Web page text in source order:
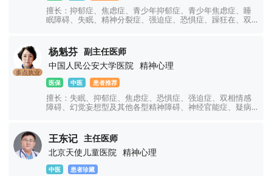
擅长：抑郁症、焦虑症、青少年抑郁症、青少年焦虑症、睡
眠障碍、失眠、精神分裂症、强迫症、恐惧症、躁狂在、双
障碍、疑病症、妄想症、儿童焦虑抑郁症、创伤应激障碍、
神经衰弱、社交障碍、学习障碍、厌学、网瘾、青少年叛
逆、注意力不集中等精神心理疾病的诊治。
多点执业
杨魁芬
副主任医师
中国人民公安大学医院
精神心理
医保 中医 患者推荐
擅长：失眠、抑郁症、焦虑症、恐惧症、强迫症、双相情感
障碍、幻觉妄想型及其他各型精神障碍、神经官能症、疑病
王东记
主任医师
北京天使儿童医院
精神心理
中医 患者珍藏